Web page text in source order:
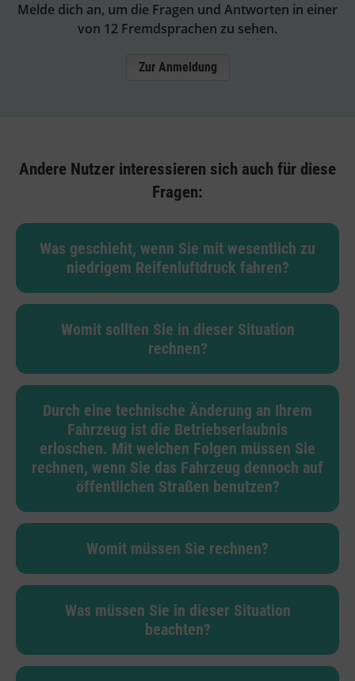
Melde dich an, um die Fragen und Antworten in einer
von 12 Fremdsprachen zu sehen.
Zur Anmeldung
Andere Nutzer interessieren sich auch für diese
Fragen:
Was geschieht, wenn Sie mit wesentlich zu
niedrigem Reifenluftdruck fahren?
Womit sollten Sie in dieser Situation
rechnen?
Durch eine technische Änderung an Ihrem
Fahrzeug ist die Betriebserlaubnis
erloschen. Mit welchen Folgen müssen Sie
rechnen, wenn Sie das Fahrzeug dennoch auf
öffentlichen Straßen benutzen?
Womit müssen Sie rechnen?
Was müssen Sie in dieser Situation
beachten?